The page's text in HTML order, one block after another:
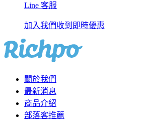
Line 客服
加入我們收到即時優惠
關於我們
最新消息
商品介紹
部落客推薦